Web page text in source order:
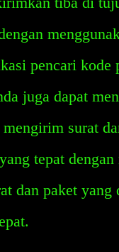
pencari kode
juga dapat
surat
tepat
dan paket